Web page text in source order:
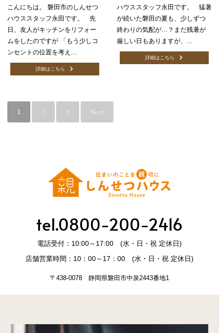
こんにちは。 磐田市のしんせつ
ハウススタッフ永田です。 先
日、友人がキッチンをリフォー
ムをしたのですが 「もう少しコ
ンセントの位置を考え...
詳細はこちら
ハウススタッフ永田です。 猛暑
が続いた磐田の夏も、少しずつ
終わりの気配が…？まだ残暑が
厳しい日もありますが、...
詳細はこちら
1 2 3 Next
tel.0800-200-2416
電話受付：10:00～17:00 (水・日・祝 定休日)
店舗営業時間：10：00～17：00 (水・日・祝 定休日)
〒438-0078 静岡県磐田市中泉2443番地1